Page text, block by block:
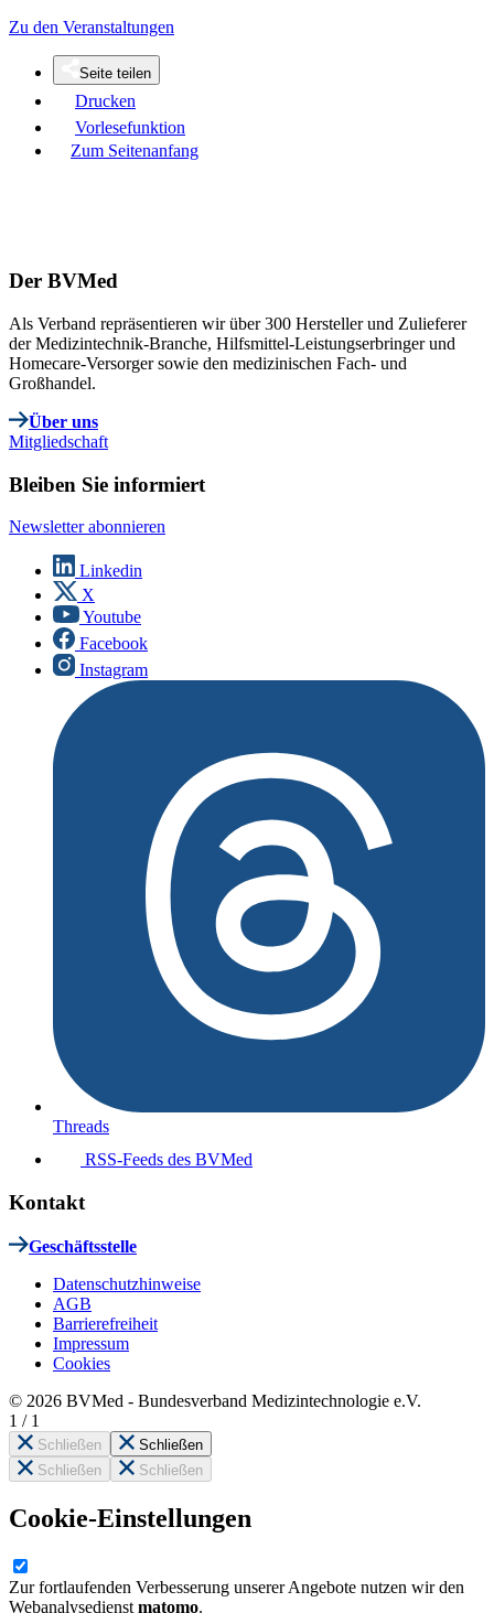
Zu den Veranstaltungen
Seite teilen
Drucken
Vorlesefunktion
Zum Seitenanfang
Der BVMed
Als Verband repräsentieren wir über 300 Hersteller und Zulieferer
der Medizintechnik-Branche, Hilfsmittel-Leistungserbringer und
Homecare-Versorger sowie den medizinischen Fach- und
Großhandel.
Über uns
Mitgliedschaft
Bleiben Sie informiert
Newsletter abonnieren
Linkedin
X
Youtube
Facebook
Instagram
Threads
RSS-Feeds des BVMed
Kontakt
Geschäftsstelle
Datenschutzhinweise
AGB
Barrierefreiheit
Impressum
Cookies
© 2026 BVMed - Bundesverband Medizintechnologie e.V.
1 / 1
Schließen
Schließen
Schließen
Schließen
Cookie-Einstellungen
Zur fortlaufenden Verbesserung unserer Angebote nutzen wir den
Webanalysedienst matomo.